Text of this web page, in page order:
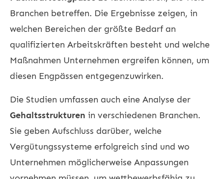
Branchen betreffen. Die Ergebnisse zeigen, in
welchen Bereichen der größte Bedarf an
qualifizierten Arbeitskräften besteht und welche
Maßnahmen Unternehmen ergreifen können, um
diesen Engpässen entgegenzuwirken.
Die Studien umfassen auch eine Analyse der
Gehaltsstrukturen in verschiedenen Branchen.
Sie geben Aufschluss darüber, welche
Vergütungssysteme erfolgreich sind und wo
Unternehmen möglicherweise Anpassungen